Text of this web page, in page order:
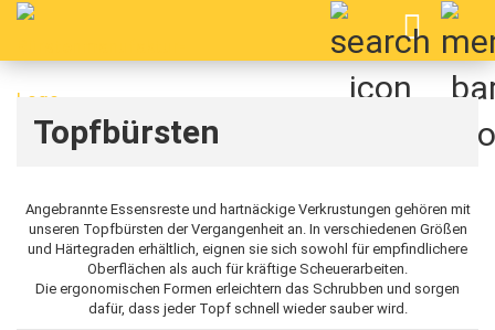
Topfbürsten
Angebrannte Essensreste und hartnäckige Verkrustungen gehören mit
unseren Topfbürsten der Vergangenheit an. In verschiedenen Größen
und Härtegraden erhältlich, eignen sie sich sowohl für empfindlichere
Oberflächen als auch für kräftige Scheuerarbeiten.
Die ergonomischen Formen erleichtern das Schrubben und sorgen
dafür, dass jeder Topf schnell wieder sauber wird.